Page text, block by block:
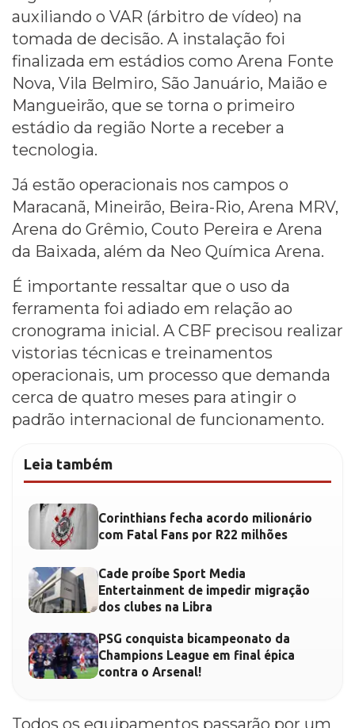
auxiliando o VAR (árbitro de vídeo) na
tomada de decisão. A instalação foi
finalizada em estádios como Arena Fonte
Nova, Vila Belmiro, São Januário, Maião e
Mangueirão, que se torna o primeiro
estádio da região Norte a receber a
tecnologia.
Já estão operacionais nos campos o
Maracanã, Mineirão, Beira-Rio, Arena MRV,
Arena do Grêmio, Couto Pereira e Arena
da Baixada, além da Neo Química Arena.
É importante ressaltar que o uso da
ferramenta foi adiado em relação ao
cronograma inicial. A CBF precisou realizar
vistorias técnicas e treinamentos
operacionais, um processo que demanda
cerca de quatro meses para atingir o
padrão internacional de funcionamento.
Leia também
Corinthians fecha acordo milionário
com Fatal Fans por R22 milhões
Cade proíbe Sport Media
Entertainment de impedir migração
dos clubes na Libra
PSG conquista bicampeonato da
Champions League em final épica
contra o Arsenal!
Todos os equipamentos passarão por um